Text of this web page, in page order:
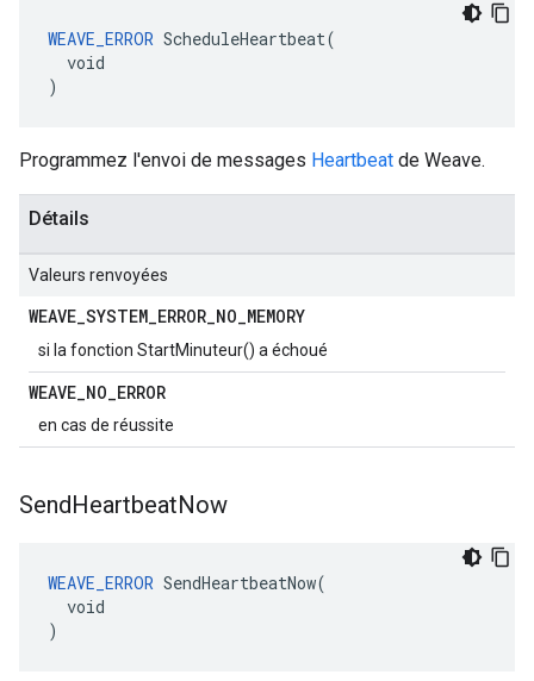
WEAVE_ERROR ScheduleHeartbeat(
  void
)
Programmez l'envoi de messages Heartbeat de Weave.
Détails
Valeurs renvoyées
WEAVE_SYSTEM_ERROR_NO_MEMORY
si la fonction StartMinuteur() a échoué
WEAVE_NO_ERROR
en cas de réussite
SendHeartbeatNow
WEAVE_ERROR SendHeartbeatNow(
  void
)